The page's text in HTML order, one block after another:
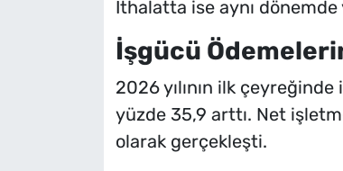
İthalatta ise aynı
İşgücü
2026 yılının ilk
yüzde 35,9 arttı. Net
olarak gerçekleşti.